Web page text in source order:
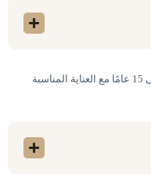
في الغالب، تدوم فينير الأسنان ما بين 10 إلى 15 عامًا مع العناية المناسبة